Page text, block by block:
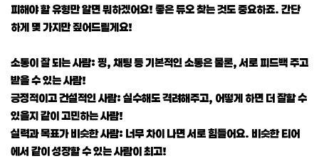
피해야 할 유형만 알면 뭐하겠어요! 좋은 듀오 찾는 것도 중요하죠. 간단
하게 몇 가지만 짚어드릴게요!
소통이 잘 되는 사람: 핑, 채팅 등 기본적인 소통은 물론, 서로 피드백 주고
받을 수 있는 사람!
긍정적이고 건설적인 사람: 실수해도 격려해주고, 어떻게 하면 더 잘할 수
있을지 같이 고민하는 사람!
실력과 목표가 비슷한 사람: 너무 차이 나면 서로 힘들어요. 비슷한 티어
에서 같이 성장할 수 있는 사람이 최고!